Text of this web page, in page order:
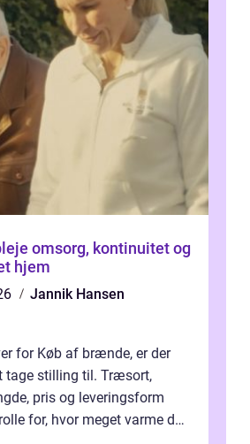
og
hjem
Jannik Hansen
for Køb af brænde, er der
tage stilling til. Træsort,
pris og leveringsform
for, hvor meget varme du